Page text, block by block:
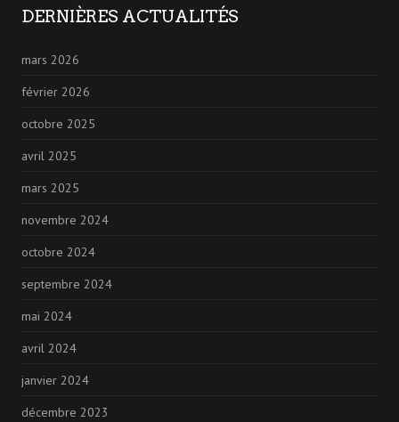
DERNIÈRES ACTUALITÉS
mars 2026
février 2026
octobre 2025
avril 2025
mars 2025
novembre 2024
octobre 2024
septembre 2024
mai 2024
avril 2024
janvier 2024
décembre 2023